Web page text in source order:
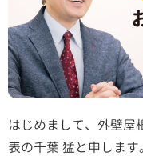
はじめまして、外壁屋
表の千葉 猛と申します。